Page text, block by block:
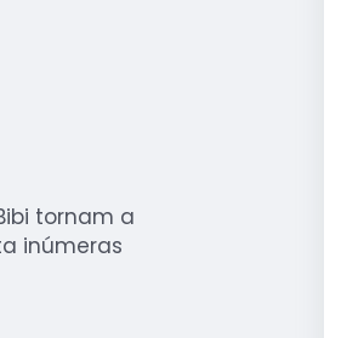
tornam a
inúmeras